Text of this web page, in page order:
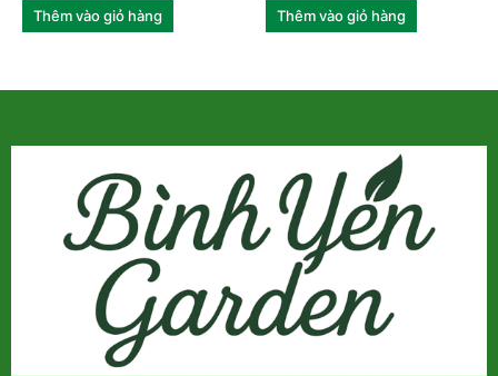
Thêm vào giỏ hàng Thêm vào giỏ hàng